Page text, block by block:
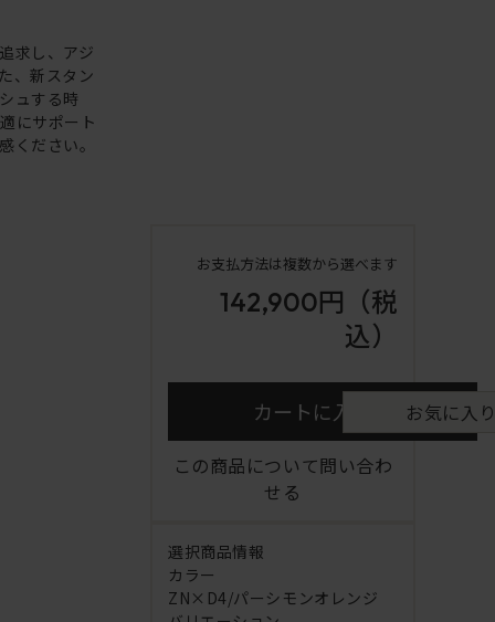
求し、アジ
、新スタン
ュする時
にサポート
ください。
お支払方法は複数から選べます
142,900円 （税
込）
カートに入れる お気に入
この商品について問い合わ
せる
選択商品情報
カラー
ZN×D4/パーシモンオレンジ